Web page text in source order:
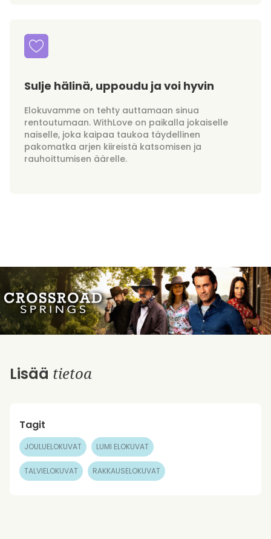
Sulje hälinä, uppoudu ja voi hyvin
Elokuvamme on tehty auttamaan sinua
rentoutumaan. WithLove on paikalla jokaiselle
naiselle, joka kaipaa taukoa täydellinen
pakomatka arjen kiireistä katsomisen ja
rauhoittumisen äärelle.
Lisää tietoa
Tagit
JOULUELOKUVAT LUMI ELOKUVAT
TALVIELOKUVAT RAKKAUSELOKUVAT